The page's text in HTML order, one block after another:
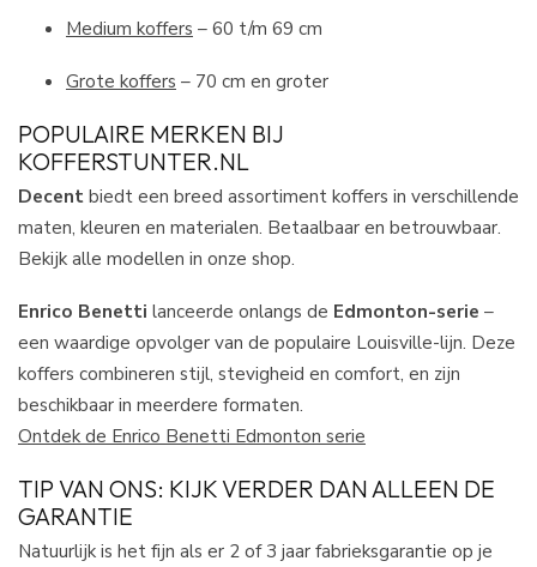
Medium koffers – 60 t/m 69 cm
Grote koffers – 70 cm en groter
POPULAIRE MERKEN BIJ
KOFFERSTUNTER.NL
Decentbiedt een breed assortiment koffers in verschillende
maten, kleuren en materialen. Betaalbaar en betrouwbaar.
Bekijk alle modellen in onze shop.
Enrico Benetti lanceerde onlangs de Edmonton-serie –
een waardige opvolger van de populaire Louisville-lijn. Deze
koffers combineren stijl, stevigheid en comfort, en zijn
beschikbaar in meerdere formaten.
Ontdek de Enrico Benetti Edmonton serie
TIP VAN ONS: KIJK VERDER DAN ALLEEN DE
GARANTIE
Natuurlijk is het fijn als er 2 of 3 jaar fabrieksgarantie op je